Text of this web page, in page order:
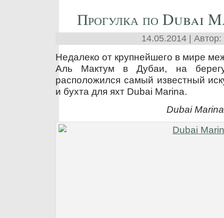
Прогулка по Dubai
14.05.2014 | Автор:
Недалеко от крупнейшего в мире
Аль Мактум в Дубаи, на берегу
расположился самый известный
и бухта для яхт Dubai Marina.
Dubai Marina